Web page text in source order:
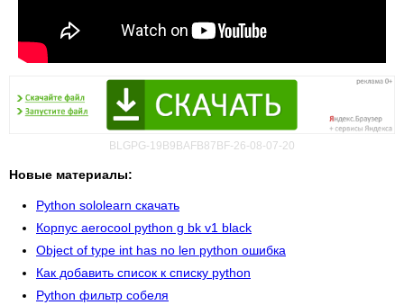
BLGPG-19B9BAFB87BF-26-08-07-20
Новые материалы:
Python sololearn скачать
Корпус aerocool python g bk v1 black
Object of type int has no len python ошибка
Как добавить список к списку python
Python фильтр собеля